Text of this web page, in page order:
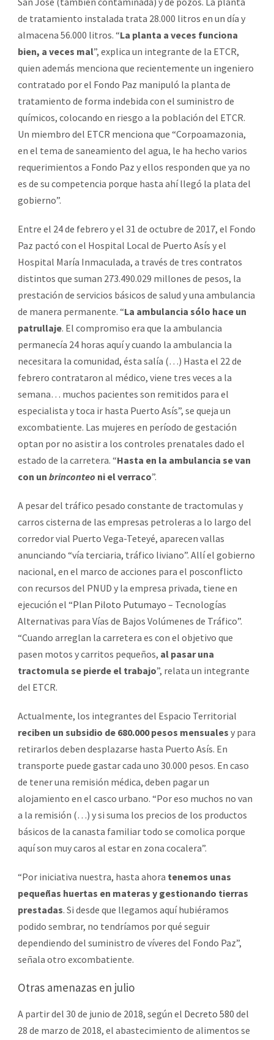
de tratamiento instalada trata 28.000 litros en un día y
almacena 56.000 litros. “La planta a veces funciona
bien, a veces mal”, explica un integrante de la ETCR,
quien además menciona que recientemente un ingeniero
contratado por el Fondo Paz manipuló la planta de
tratamiento de forma indebida con el suministro de
químicos, colocando en riesgo a la población del ETCR.
Un miembro del ETCR menciona que “Corpoamazonia,
en el tema de saneamiento del agua, le ha hecho varios
requerimientos a Fondo Paz y ellos responden que ya no
es de su competencia porque hasta ahí llegó la plata del
gobierno”.
Entre el 24 de febrero y el 31 de octubre de 2017, el Fondo
Paz pactó con el Hospital Local de Puerto Asís y el
Hospital María Inmaculada, a través de tres contratos
distintos que suman 273.490.029 millones de pesos, la
prestación de servicios básicos de salud y una ambulancia
de manera permanente. “La ambulancia sólo hace un
patrullaje. El compromiso era que la ambulancia
permanecía 24 horas aquí y cuando la ambulancia la
necesitara la comunidad, ésta salía (…) Hasta el 22 de
febrero contrataron al médico, viene tres veces a la
semana… muchos pacientes son remitidos para el
especialista y toca ir hasta Puerto Asís”, se queja un
excombatiente. Las mujeres en período de gestación
optan por no asistir a los controles prenatales dado el
estado de la carretera. “Hasta en la ambulancia se van
con un brinconteo ni el verraco”.
A pesar del tráfico pesado constante de tractomulas y
carros cisterna de las empresas petroleras a lo largo del
corredor vial Puerto Vega-Teteyé, aparecen vallas
anunciando “vía terciaria, tráfico liviano”. Allí el gobierno
nacional, en el marco de acciones para el posconflicto
con recursos del PNUD y la empresa privada, tiene en
ejecución el “Plan Piloto Putumayo – Tecnologías
Alternativas para Vías de Bajos Volúmenes de Tráfico”.
“Cuando arreglan la carretera es con el objetivo que
pasen motos y carritos pequeños, al pasar una
tractomula se pierde el trabajo”, relata un integrante
del ETCR.
Actualmente, los integrantes del Espacio Territorial
reciben un subsidio de 680.000 pesos mensuales y para
retirarlos deben desplazarse hasta Puerto Asís. En
transporte puede gastar cada uno 30.000 pesos. En caso
de tener una remisión médica, deben pagar un
alojamiento en el casco urbano. “Por eso muchos no van
a la remisión (…) y si suma los precios de los productos
básicos de la canasta familiar todo se comolica porque
aquí son muy caros al estar en zona cocalera”.
“Por iniciativa nuestra, hasta ahora tenemos unas
pequeñas huertas en materas y gestionando tierras
prestadas. Si desde que llegamos aquí hubiéramos
podido sembrar, no tendríamos por qué seguir
dependiendo del suministro de víveres del Fondo Paz”,
señala otro excombatiente.
Otras amenazas en julio
A partir del 30 de junio de 2018, según el Decreto 580 del
28 de marzo de 2018, el abastecimiento de alimentos se